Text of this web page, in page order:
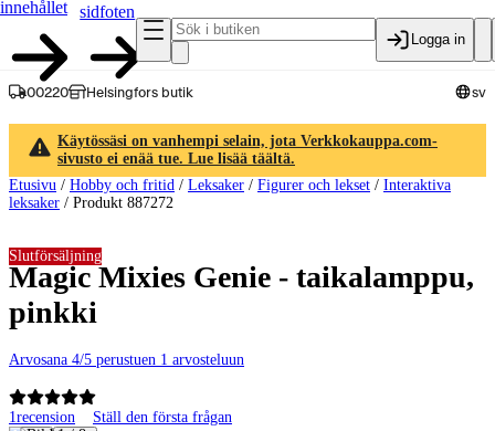
innehållet
sidfoten
Logga in
00220 Helsingfors butik sv
Käytössäsi on vanhempi selain, jota Verkkokauppa.com-
sivusto ei enää tue. Lue lisää täältä.
Etusivu / Hobby och fritid / Leksaker / Figurer och lekset / Interaktiva
leksaker / Produkt 887272
Magic Mixies Genie - taikalamppu,
pinkki
Arvosana 4/5 perustuen 1 arvosteluun
1recension Ställ den första frågan
Slutförsäljning